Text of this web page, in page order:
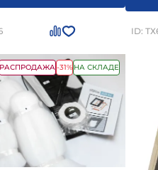
РАСПРОДАЖА-31% НА СКЛАДЕ
ID: